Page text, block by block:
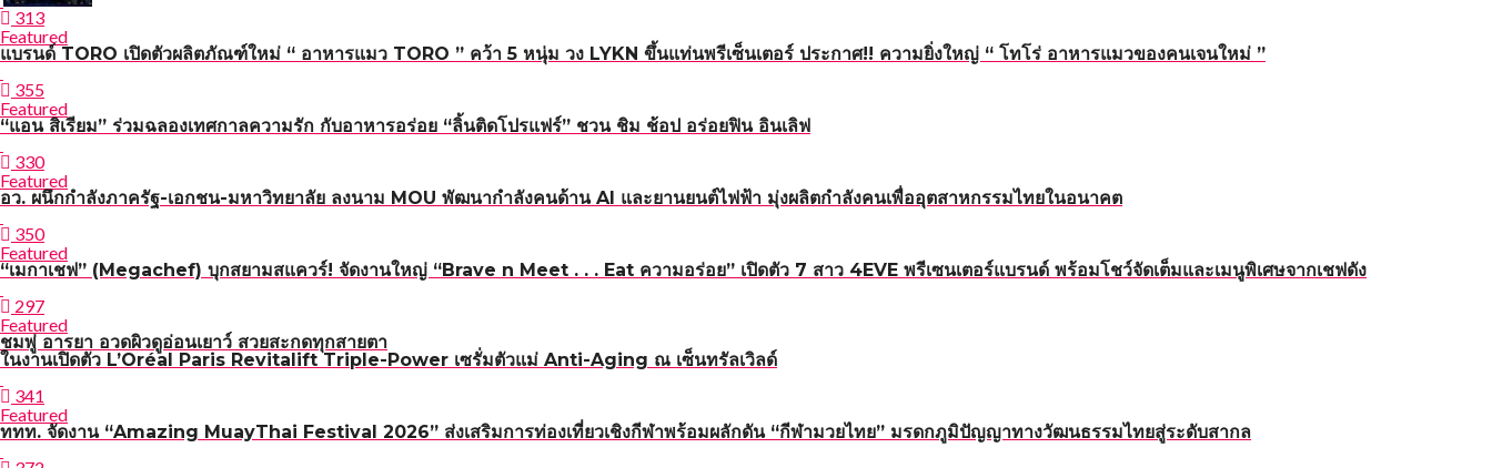
313
Featured
แบรนด์ TORO เปิดตัวผลิตภัณฑ์ใหม่ “ อาหารแมว TORO ” คว้า 5 หนุ่ม วง LYKN ขึ้นแท่นพรีเซ็นเตอร์ ประกาศ!! ความยิ่งใหญ่ “ โทโร่ อาหารแมวของคนเจนใหม่ ”
355
Featured
“แอน สิเรียม” ร่วมฉลองเทศกาลความรัก กับอาหารอร่อย “ลิ้นติดโปรแฟร์” ชวน ชิม ช้อป อร่อยฟิน อินเลิฟ
330
Featured
อว. ผนึกกำลังภาครัฐ-เอกชน-มหาวิทยาลัย ลงนาม MOU พัฒนากำลังคนด้าน AI และยานยนต์ไฟฟ้า มุ่งผลิตกำลังคนเพื่ออุตสาหกรรมไทยในอนาคต
350
Featured
“เมกาเชฟ” (Megachef) บุกสยามสแควร์! จัดงานใหญ่ “Brave n Meet . . . Eat ความอร่อย” เปิดตัว 7 สาว 4EVE พรีเซนเตอร์แบรนด์ พร้อมโชว์จัดเต็มและเมนูพิเศษจากเชฟดัง
297
Featured
ชมพู่ อารยา อวดผิวดูอ่อนเยาว์ สวยสะกดทุกสายตา
ในงานเปิดตัว L’Oréal Paris Revitalift Triple-Power เซรั่มตัวแม่ Anti-Aging ณ เซ็นทรัลเวิลด์
341
Featured
ททท. จัดงาน “Amazing MuayThai Festival 2026” ส่งเสริมการท่องเที่ยวเชิงกีฬาพร้อมผลักดัน “กีฬามวยไทย” มรดกภูมิปัญญาทางวัฒนธรรมไทยสู่ระดับสากล